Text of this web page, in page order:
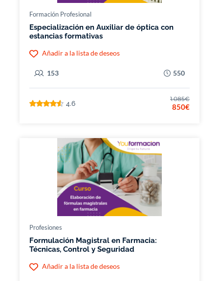
Formación Profesional
Especialización en Auxiliar de óptica con
estancias formativas
Añadir a la lista de deseos
153 550
4.6
1.085€
850€
Profesiones
Formulación Magistral en Farmacia:
Técnicas, Control y Seguridad
Añadir a la lista de deseos